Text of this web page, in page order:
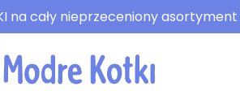
na cały nieprzeceniony asortyment